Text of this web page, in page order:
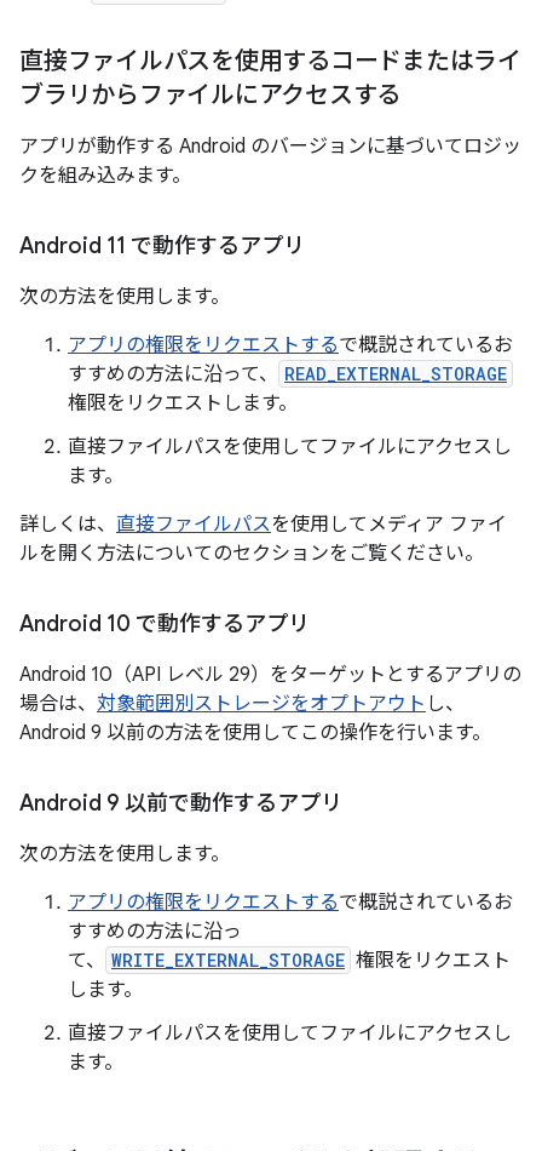
直接ファイルパスを使用するコードまたはライ
ブラリからファイルにアクセスする
アプリが動作する Android のバージョンに基づいてロジッ
クを組み込みます。
Android 11 で動作するアプリ
次の方法を使用します。
アプリの権限をリクエストするで概説されているお
すすめの方法に沿って、
READ_EXTERNAL_STORAGE
権限をリクエストします。
直接ファイルパスを使用してファイルにアクセスし
ます。
詳しくは、 直接ファイルパスを使用してメディア ファイ
ルを開く方法についてのセクションをご覧ください。
Android 10 で動作するアプリ
Android 10（API レベル 29）をターゲットとするアプリの
場合は、 対象範囲別ストレージをオプトアウト し、
Android 9 以前の方法を使用してこの操作を行います。
Android 9 以前で動作するアプリ
次の方法を使用します。
アプリの権限をリクエストするで概説されているお
すすめの方法に沿っ
て、
WRITE_EXTERNAL_STORAGE 権限をリクエスト
します。
直接ファイルパスを使用してファイルにアクセスし
ます。